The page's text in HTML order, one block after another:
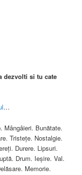
dezvolti si tu cate
…
Mângâieri. Bunătate.
Tristeţe. Nostalgie.
Durere. Lipsuri.
Drum. Ieşire. Val.
Memorie.